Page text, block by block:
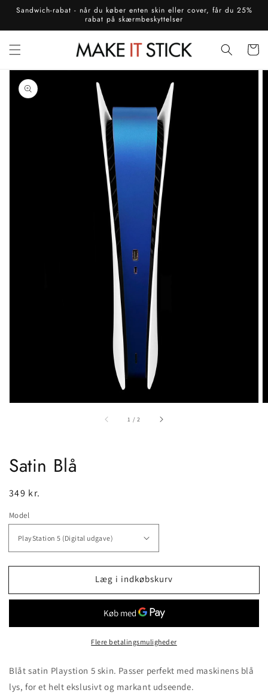
Gå til
Sandwich-rabat - når du køber enten skin eller cover, får du 25%
rabat på skærmbeskyttelser
mediet
1
i
gallerivisning
1 /af2
Satin Blå
Normalpris
349 kr.
Model
Læg i indkøbskurv
Flere betalingsmuligheder
Blåt satin Playstion 5 skin. Passer perfekt med maskinens blå
lys, for et helt ekslusivt og markant udseende.